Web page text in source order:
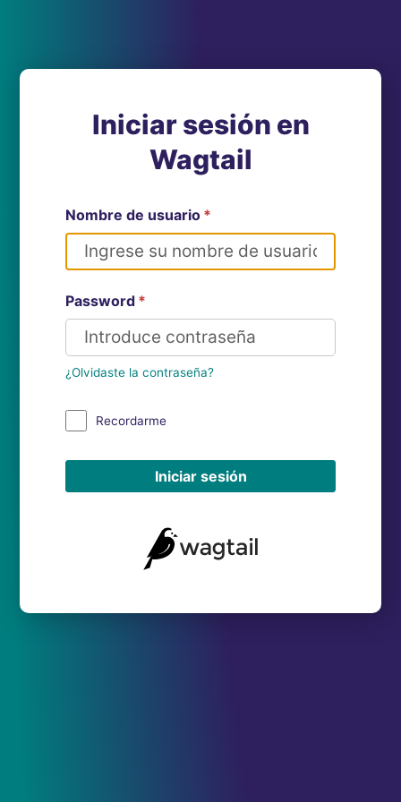
Iniciar sesión en
Wagtail
Nombre de usuario *
Password *
¿Olvidaste la contraseña?
Recordarme
Iniciar sesión